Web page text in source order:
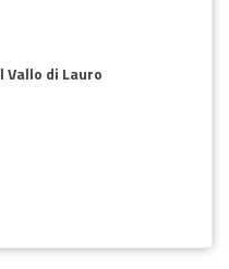
Vallo di Lauro